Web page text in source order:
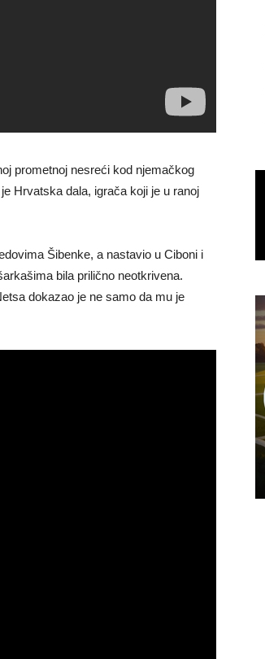
prometnoj nesreći kod njemačkog
Hrvatska dala, igrača koji je u ranoj
Šibenke, a nastavio u Ciboni i
bila prilično neotkrivena.
dokazao je ne samo da mu je